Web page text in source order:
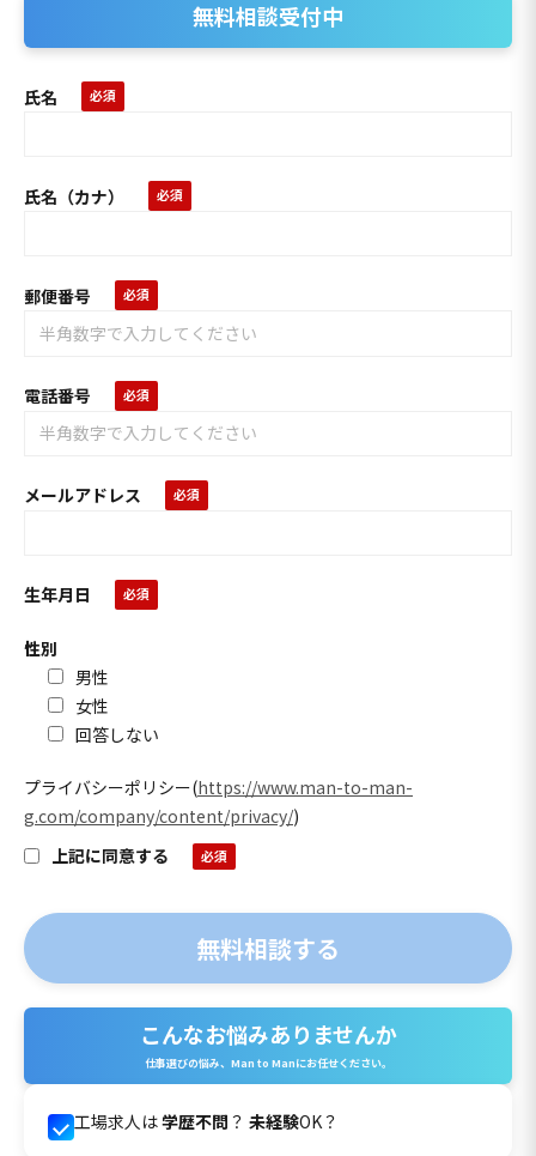
無料相談受付中
氏名
氏名（カナ）
郵便番号
電話番号
メールアドレス
生年月日
性別
男性
女性
回答しない
プライバシーポリシー(https://www.man-to-man-
g.com/company/content/privacy/)
上記に同意する
こんなお悩みありませんか
仕事選びの悩み、Man to Manにお任せください。
工場求人は学歴不問 ？ 未経験OK？